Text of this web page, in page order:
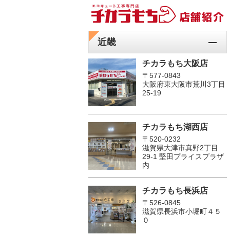
近畿
チカラもち大阪店
〒577-0843
大阪府東大阪市荒川3丁目
25-19
チカラもち湖西店
〒520-0232
滋賀県大津市真野2丁目
29-1 堅田プライスプラザ
内
チカラもち長浜店
〒526-0845
滋賀県長浜市小堀町４５
０